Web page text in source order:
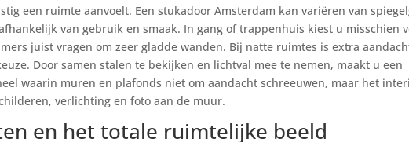
een ruimte aanvoelt. Een stukadoor Amsterdam kan variëren van
van gebruik en smaak. In gang of trappenhuis kiest u misschien
juist vragen om zeer gladde wanden. Bij natte ruimtes is extra
Door samen stalen te bekijken en lichtval mee te nemen, maakt u een
waarin muren en plafonds niet om aandacht schreeuwen, maar het
verlichting en foto aan de muur.
en het totale ruimtelijke beeld